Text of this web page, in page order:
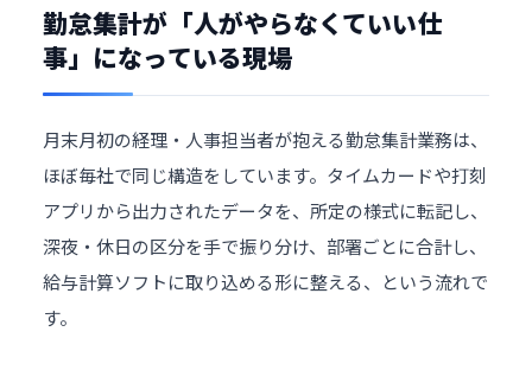
勤怠集計が「人がやらなくていい仕
事」になっている現場
月末月初の経理・人事担当者が抱える勤怠集計業務は、
ほぼ毎社で同じ構造をしています。タイムカードや打刻
アプリから出力されたデータを、所定の様式に転記し、
深夜・休日の区分を手で振り分け、部署ごとに合計し、
給与計算ソフトに取り込める形に整える、という流れで
す。